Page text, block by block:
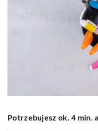
Potrzebujesz ok. 4 min.